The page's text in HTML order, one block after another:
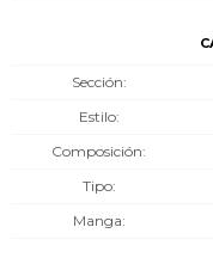
Sección
Estilo
Composición
Tipo
Manga